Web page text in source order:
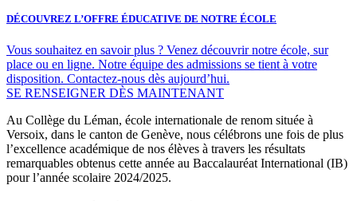
DÉCOUVREZ L’OFFRE ÉDUCATIVE DE NOTRE ÉCOLE
Vous souhaitez en savoir plus ? Venez découvrir notre école, sur
place ou en ligne. Notre équipe des admissions se tient à votre
disposition. Contactez-nous dès aujourd’hui.
SE RENSEIGNER DÈS MAINTENANT
Au Collège du Léman, école internationale de renom située à
Versoix, dans le canton de Genève, nous célébrons une fois de plus
l’excellence académique de nos élèves à travers les résultats
remarquables obtenus cette année au Baccalauréat International (IB)
pour l’année scolaire 2024/2025.